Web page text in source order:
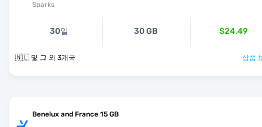
Sparks
30일 30 GB $24.49
🇳🇱 및 그 외 3개국 상품
Benelux and France 15 GB